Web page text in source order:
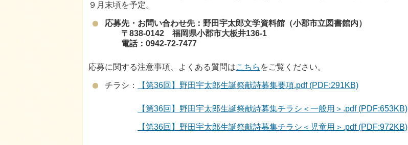
９月末頃を予定。
応募先・お問い合わせ先：野田宇太郎文学資料館（小郡市立図書館内）
〒838-0142 福岡県小郡市大板井136-1
電話：0942-72-7477
応募に関する注意事項、よくある質問はこちら をご覧ください。
チラシ： 【第36回】野田宇太郎生誕祭献詩募集要項.pdf (PDF:291KB)
【第36回】野田宇太郎生誕祭献詩募集チラシ＜一般用＞.pdf (PDF:653KB)
【第36回】野田宇太郎生誕祭献詩募集チラシ＜児童用＞.pdf (PDF:972KB)